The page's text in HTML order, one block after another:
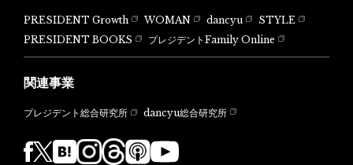
PRESIDENT Growth WOMAN dancyu
STYLE
PRESIDENT BOOKS
プレジデントFamily Online
関連事業
プレジデント総合研究所 dancyu総合研究所